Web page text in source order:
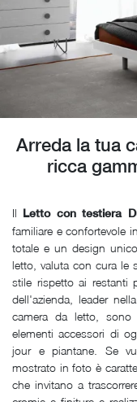
Arreda la tua
ricca
Il Letto con testiera
familiare e confortevole
totale e un design
letto, valuta con cura le
stile rispetto ai restanti
dell'azienda, leader
camera da letto,
elementi accessori di
jour e piantane. Se
mostrato in foto è
che invitano a